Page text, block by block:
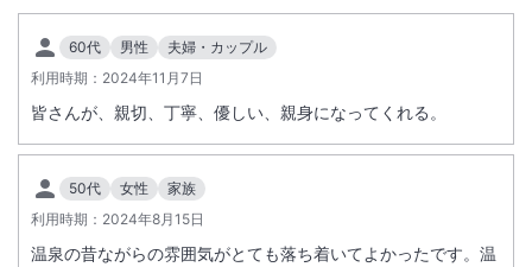
温泉街の中心に佇むクラシック旅館。豊富な湯量を誇る温泉と懐かしさ
を感じる空間をお愉しみください。露天風呂付き客室や無料貸切風呂も
好評です。
総客室数38室
INチェックイン
15:00/ OUT チェックアウト
10:00
大浴場あり
温泉
駐車場あり
60代 男性
夫婦・カップル
利用時期： 2024年11月7日
皆さんが、親切、丁寧、優しい、親身になってくれる。
50代 女性
家族
利用時期： 2024年8月15日
温泉の昔ながらの雰囲気がとても落ち着いてよかったです。温